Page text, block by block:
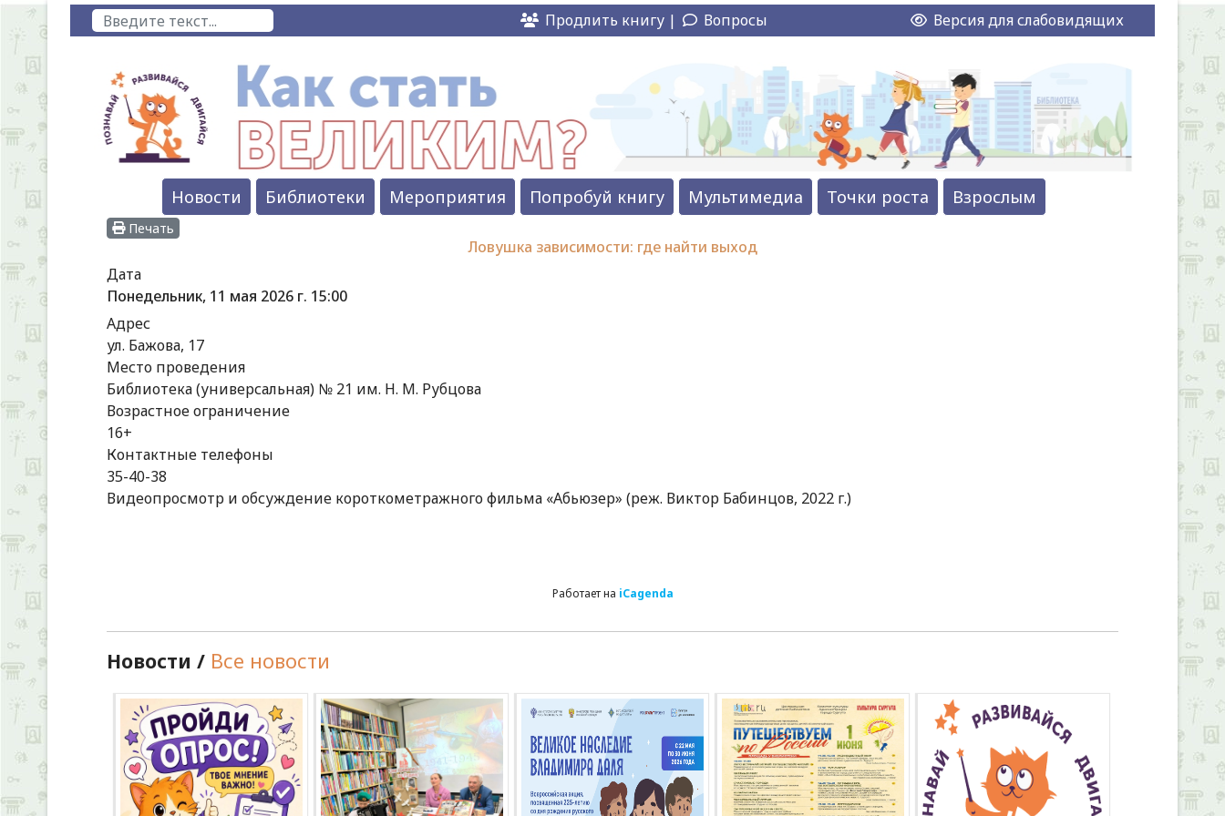
Поиск Продлить книгу | Вопросы Версия для слабовидящих
Новости Библиотеки Мероприятия Попробуй книгу Мультимедиа Точки роста Взрослым
Печать
Ловушка зависимости: где найти выход
Дата
Понедельник, 11 мая 2026 г. 15:00
Адрес
ул. Бажова, 17
Место проведения
Библиотека (универсальная) № 21 им. Н. М. Рубцова
Возрастное ограничение
16+
Контактные телефоны
35-40-38
Видеопросмотр и обсуждение короткометражного фильма «Абьюзер» (реж. Виктор Бабинцов, 2022 г.)
Работает на iCagenda
Новости / Все новости